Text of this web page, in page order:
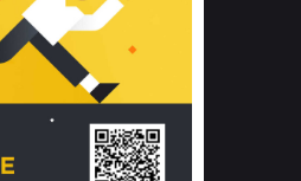
vàng khi lựa chọn
cao cấp cho phòng
bộ chăn ga gối đệm
hảo cả về thẩm mỹ lẫn
tiêu dùng cần cân
các tiêu chí quan trọng